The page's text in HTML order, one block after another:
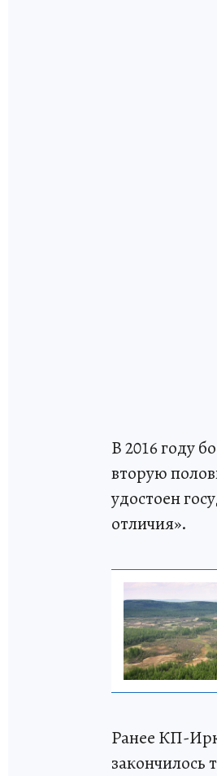
В 2016 году
вторую
удостоен
отличия».
Ранее КП-
закончилось